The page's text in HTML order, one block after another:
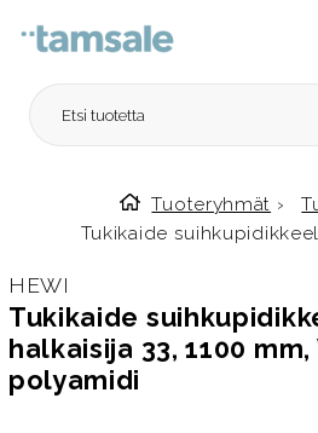
Etusivulle
Tuoteryhmät ›
Tukikaide
HEWI
Tukikaide
halkaisija 33, 1100
polyamidi